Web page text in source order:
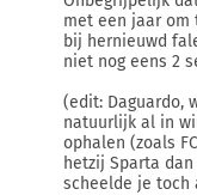
met een jaar om
bij hernieuwd
niet nog eens 2
(edit: Daguardo,
natuurlijk al in
ophalen (zoals
hetzij Sparta
scheelde je toch